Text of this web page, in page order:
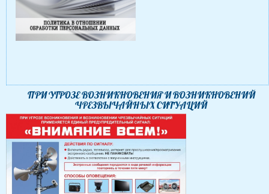
ПРИ УГРОЗЕ ВОЗНИКНОВЕНИЯ И ВОЗНИКНОВЕНИЙ
ЧРЕЗВЫЧАЙНЫХ СИТУАЦИЙ